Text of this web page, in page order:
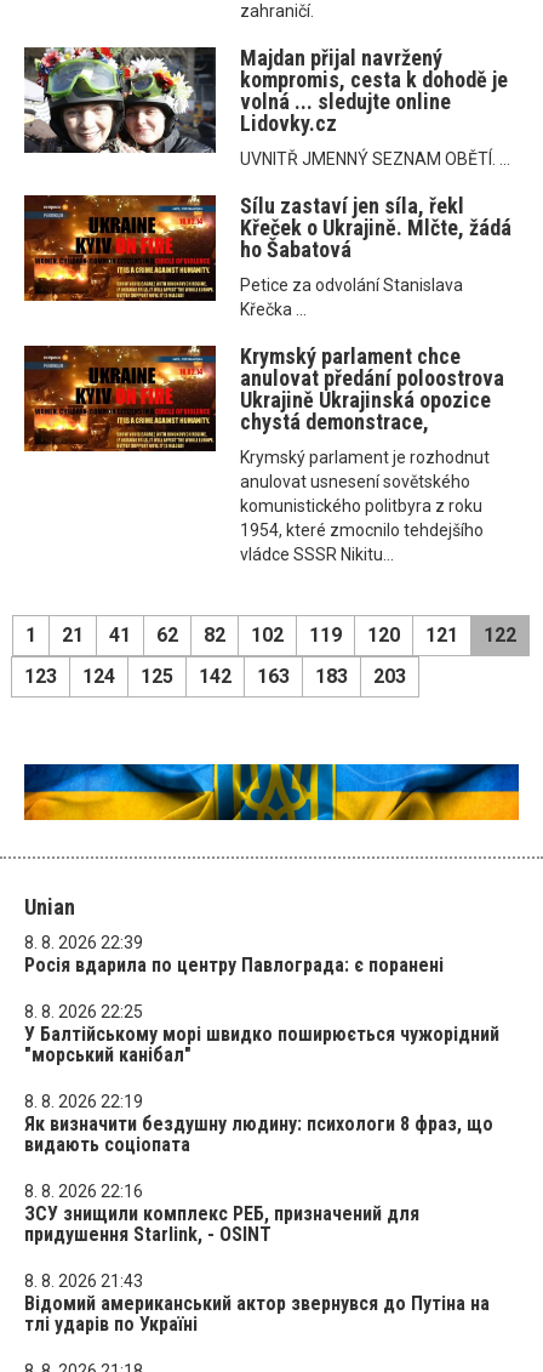
zahraničí.
Majdan přijal navržený
kompromis, cesta k dohodě je
volná ... sledujte online
Lidovky.cz
UVNITŘ JMENNÝ SEZNAM OBĚTÍ. ...
Sílu zastaví jen síla, řekl
Křeček o Ukrajině. Mlčte, žádá
ho Šabatová
Petice za odvolání Stanislava
Křečka ...
Krymský parlament chce
anulovat předání poloostrova
Ukrajině Ukrajinská opozice
chystá demonstrace,
Krymský parlament je rozhodnut
anulovat usnesení sovětského
komunistického politbyra z roku
1954, které zmocnilo tehdejšího
vládce SSSR Nikitu...
1 21 41 62 82 102 119 120 121
122
123
124 125 142 163 183 203
Unian
8. 8. 2026 22:39
Росія вдарила по центру Павлограда: є поранені
8. 8. 2026 22:25
У Балтійському морі швидко поширюється чужорідний
"морський канібал"
8. 8. 2026 22:19
Як визначити бездушну людину: психологи 8 фраз, що
видають соціопата
8. 8. 2026 22:16
ЗСУ знищили комплекс РЕБ, призначений для
придушення Starlink, - OSINT
8. 8. 2026 21:43
Відомий американський актор звернувся до Путіна на
тлі ударів по Україні